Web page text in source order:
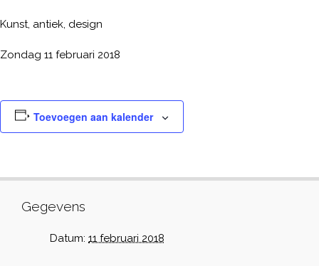
Kunst, antiek, design
Zondag 11 februari 2018
Toevoegen aan kalender
Gegevens
Datum: 11 februari 2018